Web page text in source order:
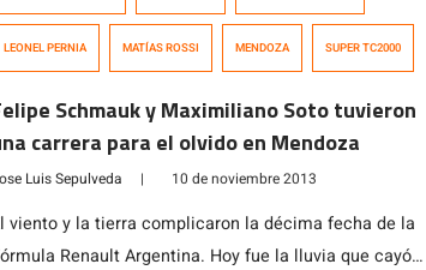
Leonel Pernía quedó en la cuarta posición. A la hora del
8, todos los que largaron del lado de […]
LEONEL PERNIA MATÍAS ROSSI MENDOZA SUPER TC2000
Schmauk y Maximiliano Soto tuvieron
carrera para el olvido en Mendoza
Luis Sepulveda | 10 de noviembre 2013
viento y la tierra complicaron la décima fecha de la
Renault Argentina. Hoy fue la lluvia que cayó